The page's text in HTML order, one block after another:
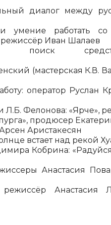
диалог между
умение работать
Иван Шалаев
средств
(мастерская К.В.
оператор Руслан
Фелонова: «Ярче»,
продюсер
Аристакесян
встает над рекой
Кобрина:
Анастасия
Анастасия